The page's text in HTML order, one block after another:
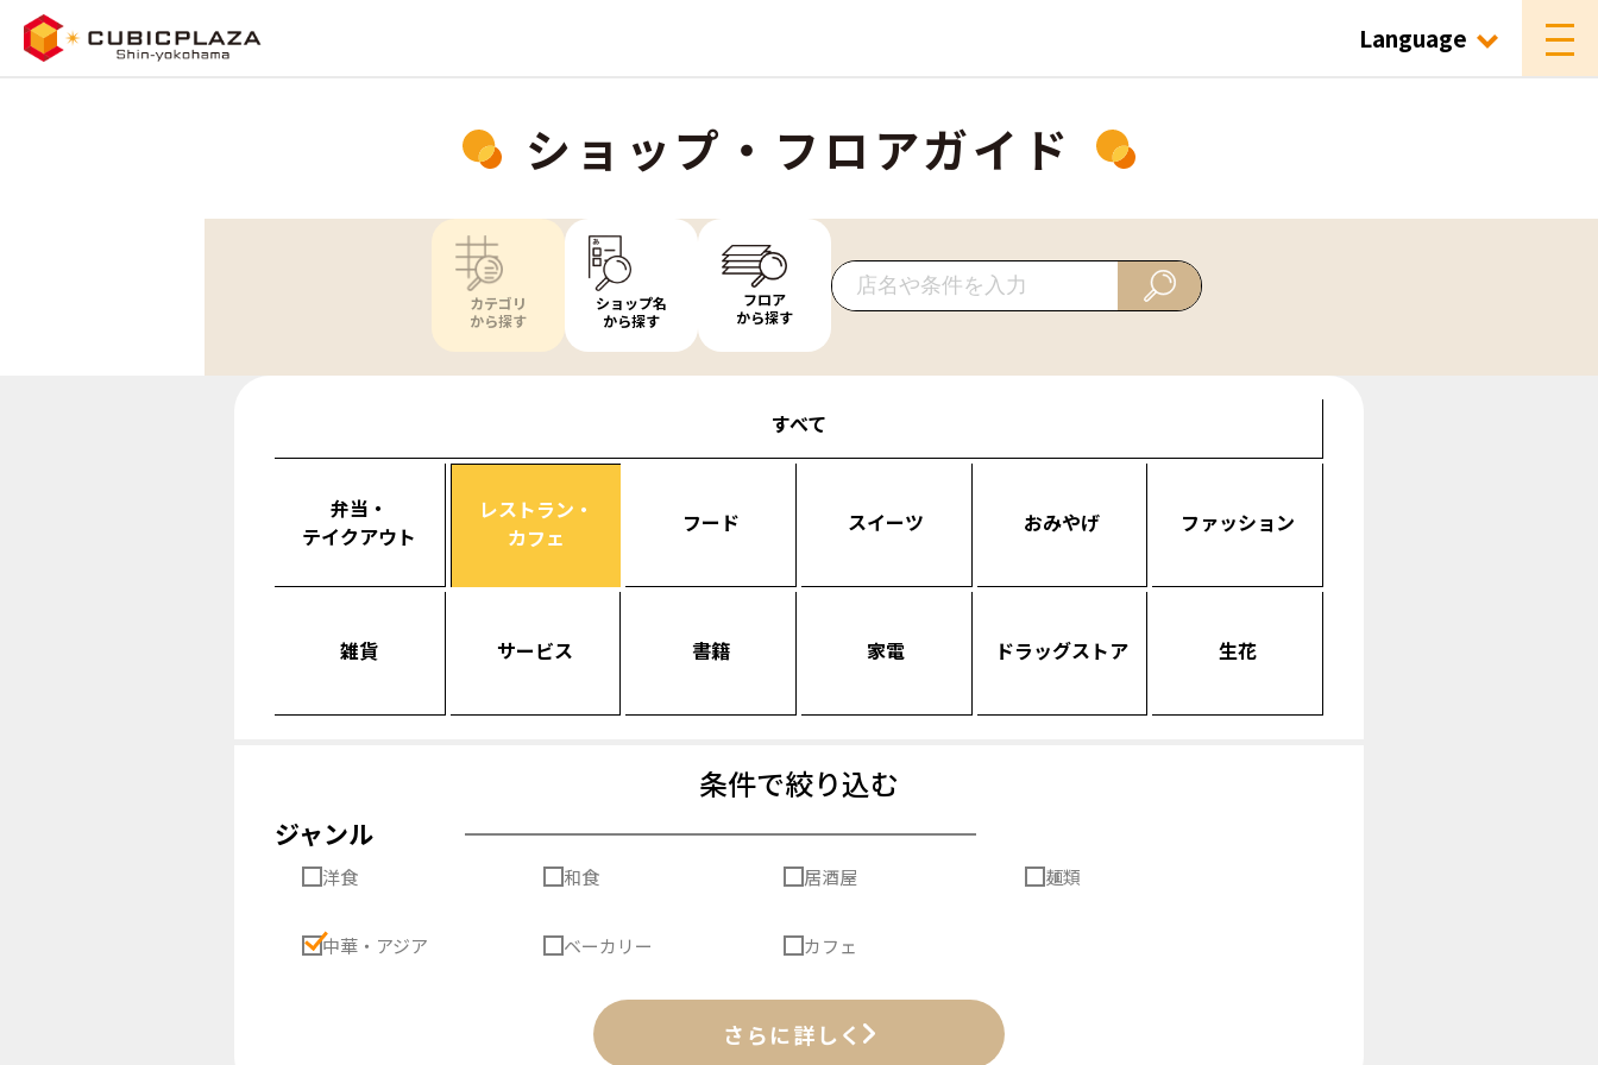
Language
ショップ・フロアガイド
カテゴリ
から探す
ショップ名
から探す
フロア
から探す
すべて
弁当・
テイクアウト
レストラン・
カフェ
フード スイーツ おみやげ ファッション
雑貨 サービス 書籍 家電 ドラッグストア 生花
条件で絞り込む
ジャンル
洋食 和食 居酒屋 麺類
中華・アジア ベーカリー カフェ
さらに詳しく